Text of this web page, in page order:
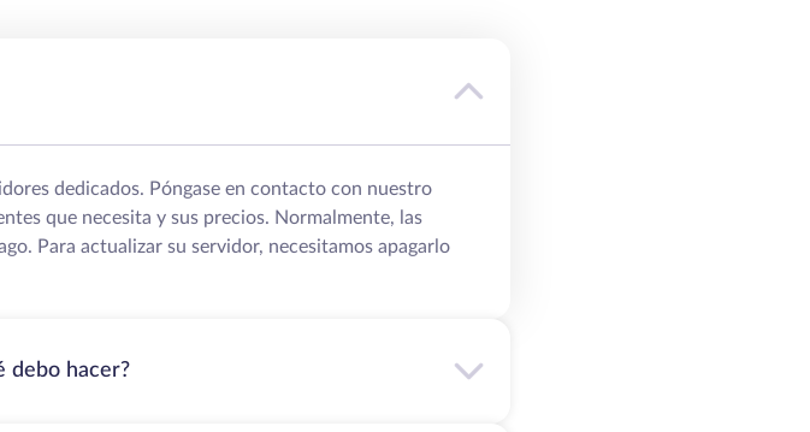
dedicados. Póngase en contacto con nuestro
que necesita y sus precios. Normalmente, las
Para actualizar su servidor, necesitamos apagarlo
debo hacer?